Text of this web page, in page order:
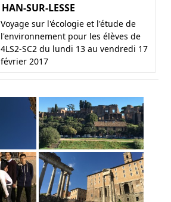
HAN-SUR-LESSE
Voyage sur l'écologie et l'étude de
l'environnement pour les élèves de
4LS2-SC2 du lundi 13 au vendredi 17
février 2017